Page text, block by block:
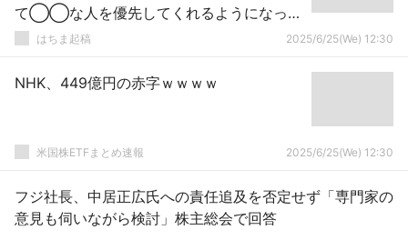
て◯◯な人を優先してくれるようになった
ぞ！！！
はちま起稿 2025/6/25(We) 12:30
NHK、449億円の赤字ｗｗｗｗ
米国株ETFまとめ速報 2025/6/25(We) 12:30
フジ社長、中居正広氏への責任追及を否定せず「専門家の
意見も伺いながら検討」株主総会で回答